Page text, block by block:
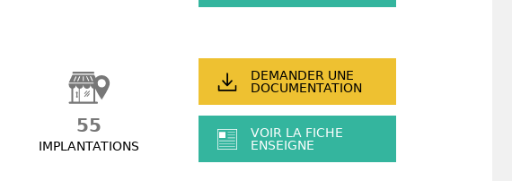
55
IMPLANTATIONS
DEMANDER UNE
DOCUMENTATION
VOIR LA FICHE
ENSEIGNE